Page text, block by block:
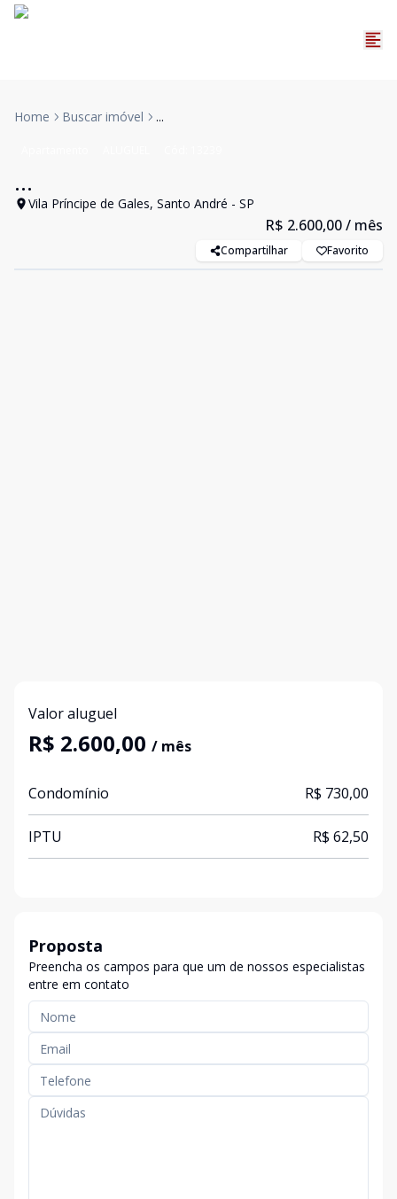
Home Buscar imóvel ...
...
Vila Príncipe de Gales, Santo André - SP
R$ 2.600,00/ mês
Compartilhar Favorito
Valor aluguel
R$ 2.600,00 / mês
Condomínio R$ 730,00
IPTU R$ 62,50
Proposta
Preencha os campos para que um de nossos especialistas
entre em contato